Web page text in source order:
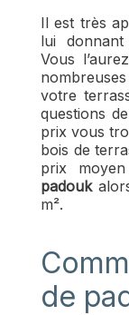
Il est très
lui
Vous
votre
questions
prix vous
bois de
prix
padouk
m².
de